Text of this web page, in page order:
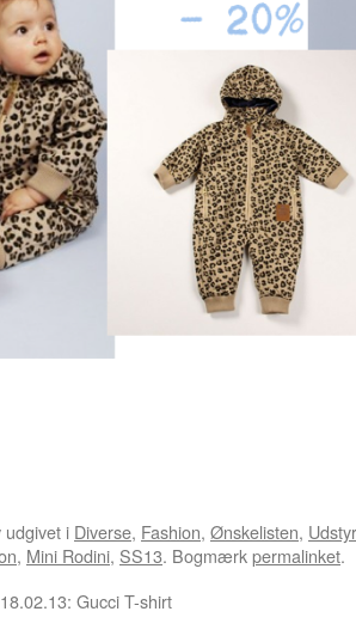
i Diverse, Fashion, Ønskelisten,
, Mini Rodini, SS13. Bogmærkpermalinket.
Gucci T-shirt